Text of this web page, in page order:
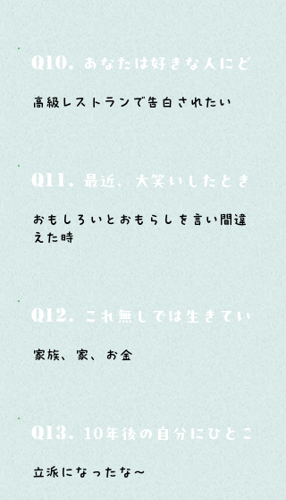
Q10. あなたは好きな人にどう
高級レストランで告白されたい
Q11. 最近、大笑いしたときはど
おもしろいとおもらしを言い間違
えた時
Q12. これ無しでは生きていけ
家族、家、お金
Q13. 10年後の自分にひとこと
立派になったな〜